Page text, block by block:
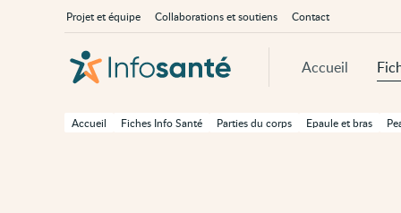
Accueil Fiches Info Santé Parties du corps Epaule et bras
principale
Accueil
À
propos
Projet et équipe Collaborations et soutiens Contact